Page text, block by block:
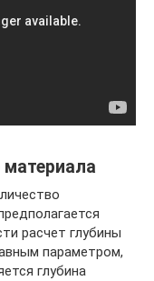
расчет глубины
параметром,
глубина